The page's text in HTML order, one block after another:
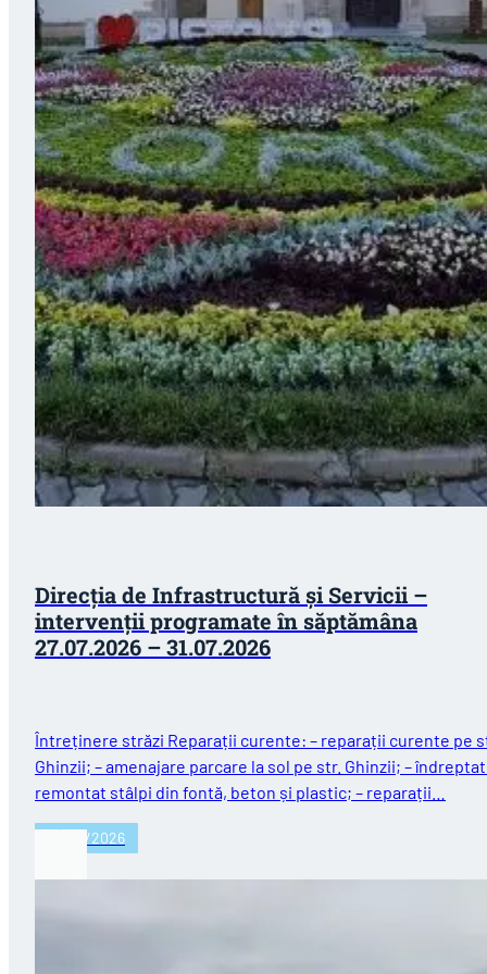
Direcția de Infrastructură și Servicii –
intervenții programate în săptămâna
27.07.2026 – 31.07.2026
Întreținere străzi Reparații curente: – reparații curente pe
Ghinzii; – amenajare parcare la sol pe str. Ghinzii; –
remontat stâlpi din fontă, beton și plastic; – reparații…
27/07/2026